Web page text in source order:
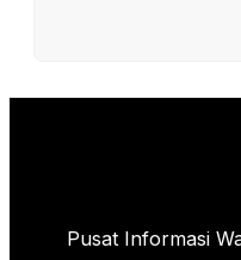
Pusat Informasi